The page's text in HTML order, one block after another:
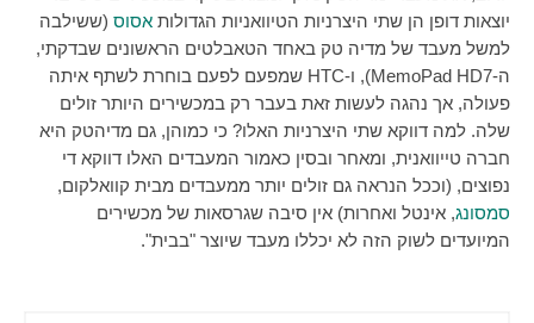
יוצאות דופן הן שתי היצרניות הטיוואניות הגדולות אסוס (ששילבה
למשל מעבד של מדיה טק באחד הטאבלטים הראשונים שבדקתי,
ה-MemoPad HD7), ו-HTC שמפעם לפעם בוחרת לשתף איתה
פעולה, אך נהגה לעשות זאת בעבר רק במכשירים היותר זולים
שלה. למה דווקא שתי היצרניות האלו? כי כמוהן, גם מדיהטק היא
חברה טייוואנית, ומאחר ובסין כאמור המעבדים האלו דווקא די
נפוצים, (וככל הנראה גם זולים יותר ממעבדים מבית קוואלקום,
סמסונג, אינטל ואחרות) אין סיבה שגרסאות של מכשירים
המיועדים לשוק הזה לא יכללו מעבד שיוצר "בבית".